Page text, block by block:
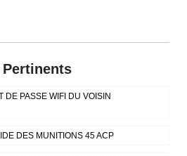
DE PASSE WIFI DU VOISIN
DES MUNITIONS 45 ACP